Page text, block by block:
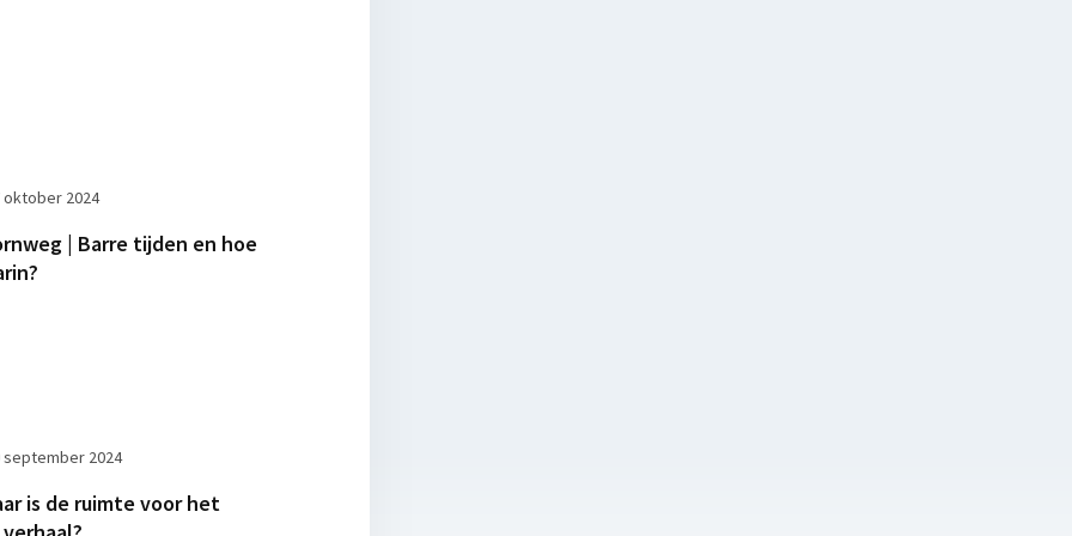
oktober 2024
| Barre tijden en hoe
september 2024
is de ruimte voor het